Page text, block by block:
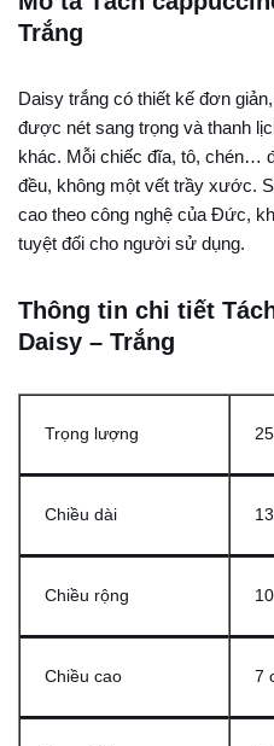
Trắng
Daisy trắng có thiết kế đơn
được nét sang trọng và thanh
khác. Mỗi chiếc đĩa, tô, chén…
đều, không một vết trầy xước.
cao theo công nghệ của Đức,
tuyệt đối cho người sử dụng.
Thông tin chi tiết
Daisy – Trắng
Trọng lượng
Chiều dài
Chiều rộng
Chiều cao 7